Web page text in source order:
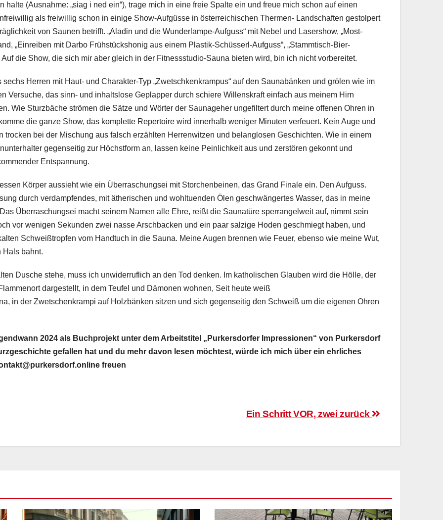
(Ausnahme: „siag i ned ein“), trage mich in eine freie Spalte ein und freue mich schon auf einen
als freiwillig schon in einige Show-Aufgüsse in österreichischen Thermen- Landschaften gestolpert
von Saunen betrifft. „Aladin und die Wunderlampe-Aufguss“ mit Nebel und Lasershow, „Most-
„Einreiben mit Darbo Frühstückshonig aus einem Plastik-Schüsserl-Aufguss“, „Stammtisch-Bier-
die Show, die sich mir aber gleich in der Fitnessstudio-Sauna bieten wird, bin ich nicht vorbereitet.
Herren mit Haut- und Charakter-Typ „Zwetschkenkrampus“ auf den Saunabänken und grölen wie im
Versuche, das sinn- und inhaltslose Geplapper durch schiere Willenskraft einfach aus meinem Hirn
Wie Sturzbäche strömen die Sätze und Wörter der Saunageher ungefiltert durch meine offenen Ohren in
die ganze Show, das komplette Repertoire wird innerhalb weniger Minuten verfeuert. Kein Auge und
trocken bei der Mischung aus falsch erzählten Herrenwitzen und belanglosen Geschichten. Wie in einem
gegenseitig zur Höchstform an, lassen keine Peinlichkeit aus und zerstören gekonnt und
Entspannung.
Körper aussieht wie ein Überraschungsei mit Storchenbeinen, das Grand Finale ein. Den Aufguss.
durch verdampfendes, mit ätherischen und wohltuenden Ölen geschwängertes Wasser, das in meine
Überraschungsei macht seinem Namen alle Ehre, reißt die Saunatüre sperrangelweit auf, nimmt sein
vor wenigen Sekunden zwei nasse Arschbacken und ein paar salzige Hoden geschmiegt haben, und
Schweißtropfen vom Handtuch in die Sauna. Meine Augen brennen wie Feuer, ebenso wie meine Wut,
Hals bahnt.
Dusche stehe, muss ich unwiderruflich an den Tod denken. Im katholischen Glauben wird die Hölle, der
dargestellt, in dem Teufel und Dämonen wohnen, Seit heute weiß
in der Zwetschenkrampi auf Holzbänken sitzen und sich gegenseitig den Schweiß um die eigenen Ohren
2024 als Buchprojekt unter dem Arbeitstitel „Purkersdorfer Impressionen“ von Purkersdorf
gefallen hat und du mehr davon lesen möchtest, würde ich mich über ein ehrliches
freuen
Ein Schritt VOR, zwei zurück